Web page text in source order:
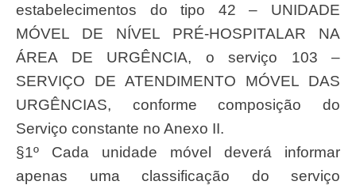
estabelecimentos do tipo 42 – UNIDADE
MÓVEL DE NÍVEL PRÉ-HOSPITALAR NA
ÁREA DE URGÊNCIA, o serviço 103 –
SERVIÇO DE ATENDIMENTO MÓVEL DAS
URGÊNCIAS, conforme composição do
Serviço constante no Anexo II.
§1º Cada unidade móvel deverá informar
apenas uma classificação do serviço